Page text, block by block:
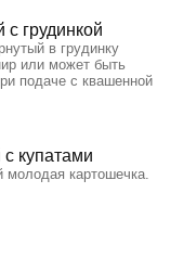
грудинкой
в грудинку
или может быть
подаче с квашенной
купатами
молодая картошечка.